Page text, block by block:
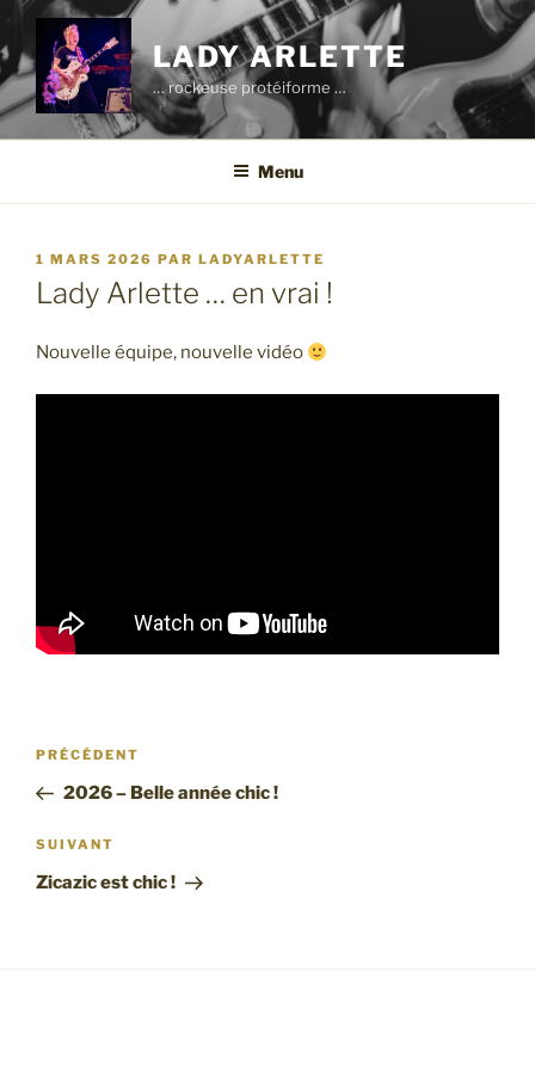
Aller
au
contenu
principal
LADY ARLETTE
… rockeuse protéiforme …
Menu
PUBLIÉ
LE
1 MARS 2026 PAR LADYARLETTE
Lady Arlette … en vrai !
Nouvelle équipe, nouvelle vidéo
Navigation
l’article
Article
précédent
PRÉCÉDENT
2026 – Belle année chic !
Article
suivant
SUIVANT
Zicazic est chic !